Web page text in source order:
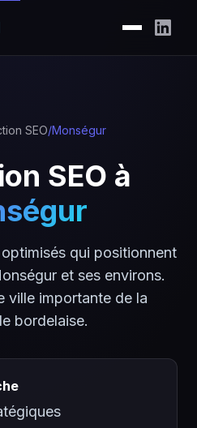
SEO/Monségur
SEO à
qui positionnent
et ses environs.
ville importante de la
bordelaise.